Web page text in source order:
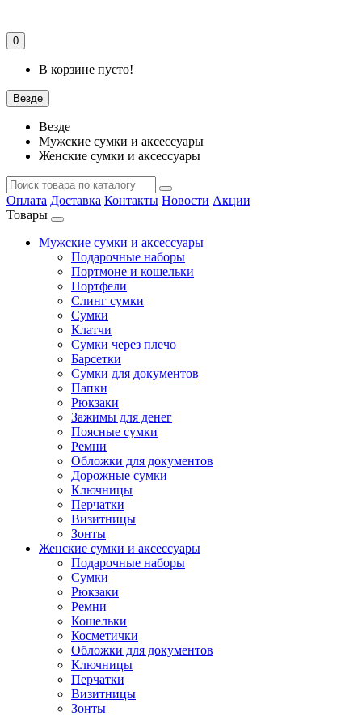
0
В корзине пусто!
Везде
Везде
Мужские сумки и аксессуары
Женские сумки и аксессуары
Оплата Доставка Контакты Новости Акции
Товары
Мужские сумки и аксессуары
Подарочные наборы
Портмоне и кошельки
Портфели
Слинг сумки
Сумки
Клатчи
Сумки через плечо
Барсетки
Сумки для документов
Папки
Рюкзаки
Зажимы для денег
Поясные сумки
Ремни
Обложки для документов
Дорожные сумки
Ключницы
Перчатки
Визитницы
Зонты
Женские сумки и аксессуары
Подарочные наборы
Сумки
Рюкзаки
Ремни
Кошельки
Косметички
Обложки для документов
Ключницы
Перчатки
Визитницы
Зонты